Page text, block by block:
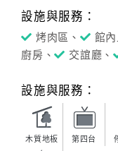
設施與服務：
烤肉區、 館內
廚房、
交誼廳、
設施與服務：
木質地板 第四台